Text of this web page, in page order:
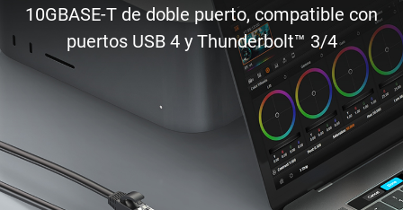
10GBASE-T de doble puerto, compatible con
puertos USB 4 y Thunderbolt™ 3/4